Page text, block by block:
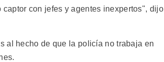
con jefes y agentes inexpertos", dijo
al hecho de que la policía no trabaja en